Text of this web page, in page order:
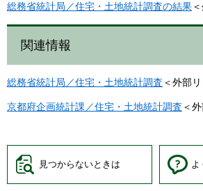
総務省統計局／住宅・土地統計調査の結果
関連情報
総務省統計局／住宅・土地統計調査 ＜外部
京都府企画統計課／住宅・土地統計調査 ＜
見つからないときは よ